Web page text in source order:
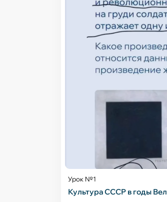
Урок №1
Культура СССР в годы